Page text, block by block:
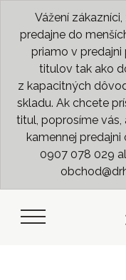
Vážení
predajne do
priamo v
titulov tak ako
z kapacitných
skladu. Ak chcete
titul, poprosíme
kamennej
0907 078 029